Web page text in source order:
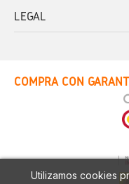
Utilizamos cookies
LEGAL
COMPRA CON